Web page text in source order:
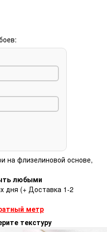
на флизелиновой основе,
любыми
дня (+ Доставка 1-2
метр
текстуру